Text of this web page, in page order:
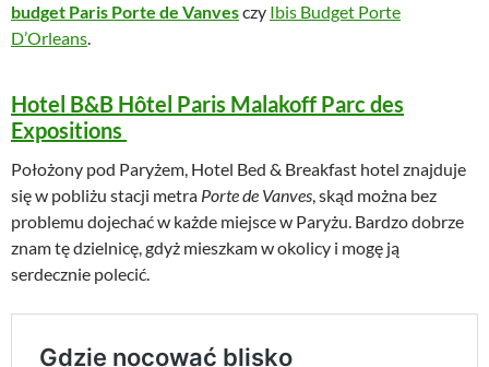
budget Paris Porte de Vanvesczy Ibis Budget Porte
D’Orleans.
Hotel B&B Hôtel Paris Malakoff Parc des
Expositions
Położony pod Paryżem, Hotel Bed & Breakfast hotel znajduje
się w pobliżu stacji metra Porte de Vanves, skąd można bez
problemu dojechać w każde miejsce w Paryżu. Bardzo dobrze
znam tę dzielnicę, gdyż mieszkam w okolicy i mogę ją
serdecznie polecić.